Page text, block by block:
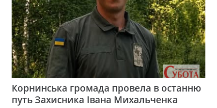
Корнинська громада провела в останню
путь Захисника Івана Михальченка